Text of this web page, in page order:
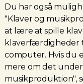
Du har også
"Klaver og
at lære at spille
klaverfærdigheder
computer. Hvis du
mere om det under
musikproduktion",